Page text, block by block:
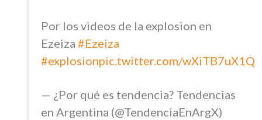
Por los videos de la explosion en
Ezeiza #Ezeiza
#explosionpic.twitter.com/wXiTB7uX1Q
— ¿Por qué es tendencia? Tendencias
en Argentina (@TendenciaEnArgX)